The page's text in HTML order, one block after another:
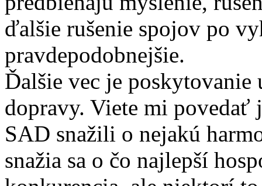
ďalšie rušenie spojov po
pravdepodobnejšie.
Ďalšie vec je
dopravy. Viete mi povedať
SAD snažili o nejakú
snažia sa o čo najlepší